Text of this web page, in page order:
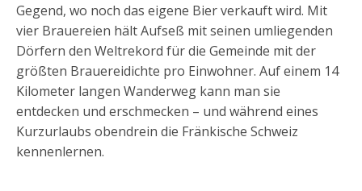
Gegend, wo noch das eigene Bier verkauft wird. Mit
vier Brauereien hält Aufseß mit seinen umliegenden
Dörfern den Weltrekord für die Gemeinde mit der
größten Brauereidichte pro Einwohner. Auf einem 14
Kilometer langen Wanderweg kann man sie
entdecken und erschmecken – und während eines
Kurzurlaubs obendrein die Fränkische Schweiz
kennenlernen.